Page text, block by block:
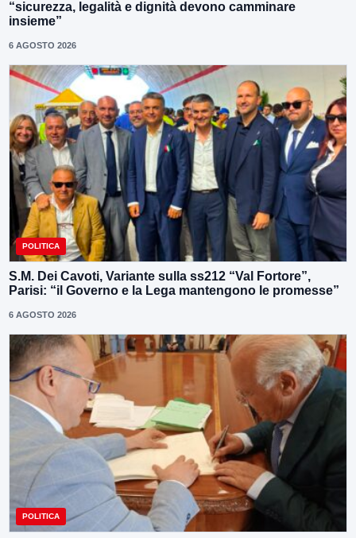
“sicurezza, legalità e dignità devono camminare
insieme”
6 AGOSTO 2026
POLITICA
S.M. Dei Cavoti, Variante sulla ss212 “Val Fortore”,
Parisi: “il Governo e la Lega mantengono le promesse”
6 AGOSTO 2026
POLITICA